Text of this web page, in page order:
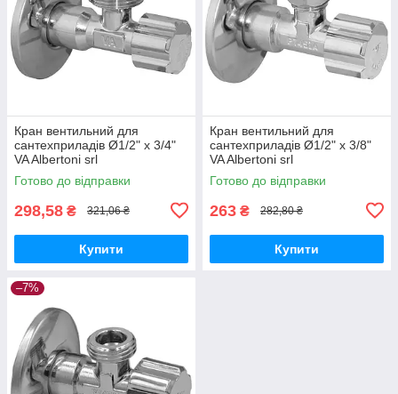
Кран вентильний для
сантехприладів Ø1/2" х 3/4"
VA Albertoni srl
Готово до відправки
298,58 ₴ 321,06 ₴
Купити
Кран вентильний для
сантехприладів Ø1/2" х 3/8"
VA Albertoni srl
Готово до відправки
263 ₴ 282,80 ₴
Купити
–7%